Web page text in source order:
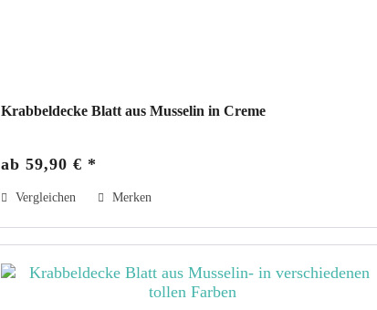
Krabbeldecke Blatt aus Musselin in Creme
ab 59,90 € *
Vergleichen Merken